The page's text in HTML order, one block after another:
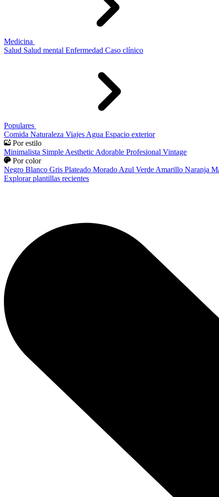
Medicina
Salud Salud mental Enfermedad Caso clínico
Populares
Comida Naturaleza Viajes Agua Espacio exterior
Por estilo
Minimalista Simple Aesthetic Adorable Profesional Vintage
Por color
Negro Blanco Gris Plateado Morado Azul Verde Amarillo Naranja
Explorar plantillas recientes